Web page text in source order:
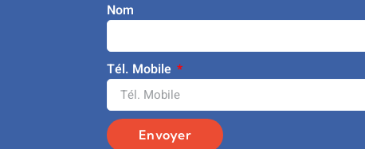
Nom
Tél. Mobile
Envoyer